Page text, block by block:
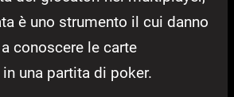
è uno strumento il cui danno
conoscere le carte
in una partita di poker.